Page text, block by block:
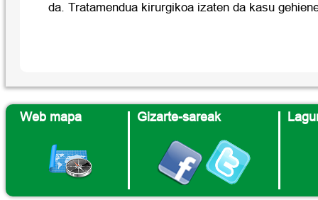
da. Tratamendua kirurgikoa izaten da kasu
Web mapa Gizarte-sareak